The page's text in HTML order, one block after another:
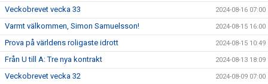
Veckobrevet vecka 33 2024-08-16 07:00
Varmt välkommen, Simon Samuelsson! 2024-08-15 16:00
Prova på världens roligaste idrott 2024-08-15 10:49
Från U till A: Tre nya kontrakt 2024-08-13 18:09
Veckobrevet vecka 32 2024-08-09 07:00